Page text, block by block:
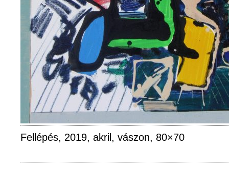
Fellépés, 2019, akril, vászon, 80×70